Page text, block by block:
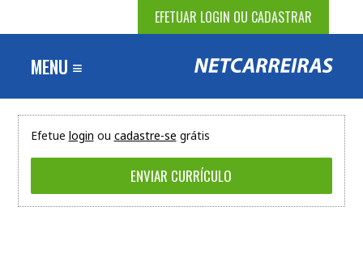
EFETUAR LOGIN OU CADASTRAR
MENU ≡
Efetue login ou cadastre-se grátis